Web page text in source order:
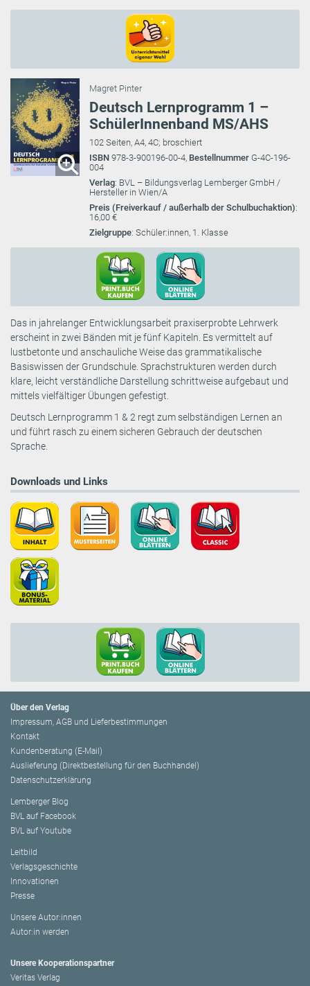
Magret Pinter
Deutsch Lernprogramm 1 –
SchülerInnenband MS/AHS
102 Seiten, A4, 4C; broschiert
ISBN 978-3-900196-00-4, Bestellnummer G-4C-196-
004
Verlag: BVL – Bildungsverlag Lemberger GmbH /
Hersteller in Wien/A
Preis (Freiverkauf / außerhalb der Schulbuchaktion):
16,00 €
Zielgruppe: Schüler:innen, 1. Klasse
Das in jahrelanger Entwicklungsarbeit praxiserprobte Lehrwerk
erscheint in zwei Bänden mit je fünf Kapiteln. Es vermittelt auf
lustbetonte und anschauliche Weise das grammatikalische
Basiswissen der Grundschule. Sprachstrukturen werden durch
klare, leicht verständliche Darstellung schrittweise aufgebaut und
mittels vielfältiger Übungen gefestigt.
Deutsch Lernprogramm 1 & 2 regt zum selbständigen Lernen an
und führt rasch zu einem sicheren Gebrauch der deutschen
Sprache.
Downloads und Links
Über den Verlag
Impressum, AGB und Lieferbestimmungen
Kontakt
Kundenberatung (E-Mail)
Auslieferung (Direktbestellung für den Buchhandel)
Datenschutzerklärung
Lemberger Blog
BVL auf Facebook
BVL auf Youtube
Leitbild
Verlagsgeschichte
Innovationen
Presse
Unsere Autor:innen
Autor:in werden
Unsere Kooperationspartner
Veritas Verlag